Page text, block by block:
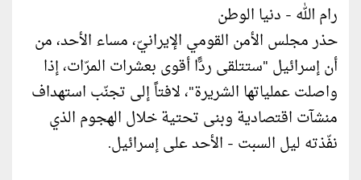
رام الله - دنيا الوطن
حذر مجلس الأمن القومي الإيرانيّ، مساء الأحد، من
أن إسرائيل "ستتلقى ردًّا أقوى بعشرات المرّات، إذا
واصلت عملياتها الشريرة"، لافتاً إلى تجنّب استهداف
منشآت اقتصادية وبنى تحتية خلال الهجوم الذي
نفّذته ليل السبت - الأحد على إسرائيل.